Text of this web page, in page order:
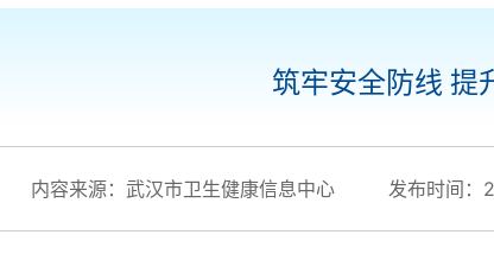
筑牢安全防线 提
内容来源：武汉市卫生健康信息中心 发布时间：